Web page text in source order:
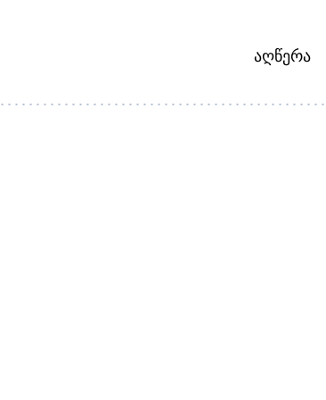
ᲐᲦᲬᲔᲠᲐ